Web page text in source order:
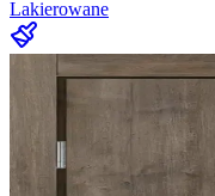
Lakierowane